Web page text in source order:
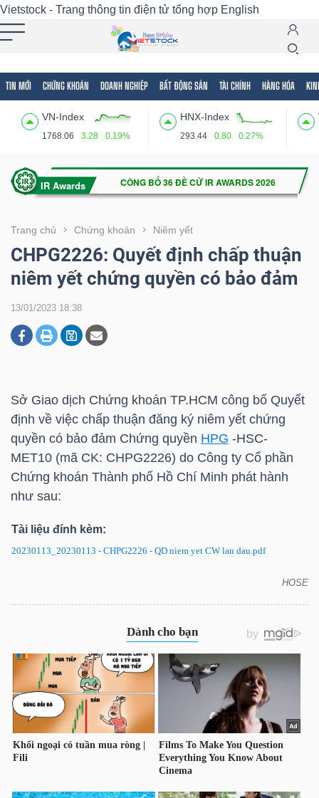
Vietstock - Trang thông tin điện tử tổng hợp English
TIN MỚI CHỨNG KHOÁN DOANH NGHIỆP BẤT ĐỘNG SẢN TÀI CHÍNH HÀNG HÓA
VN-Index
1768.06 3.28 0.19%
HNX-Index
293.44 0.80 0.27%
Trang chủ Chứng khoán Niêm yết
CHPG2226: Quyết định chấp thuận
niêm yết chứng quyền có bảo đảm
13/01/2023 18:38
Sở Giao dịch Chứng khoán TP.HCM công bố Quyết
định về việc chấp thuận đăng ký niêm yết chứng
quyền có bảo đảm Chứng quyền HPG -HSC-
MET10 (mã CK: CHPG2226) do Công ty Cổ phần
Chứng khoán Thành phố Hồ Chí Minh phát hành
như sau:
Tài liệu đính kèm:
20230113_20230113 - CHPG2226 - QD niem yet CW lan dau.pdf
HOSE
Tất cả Tính năng Ngành Mã chứng khoán
Tính
(-)
VIETSTOCK
CHỨNG
BẤT
ĐỘNG
SẢN
HÓA
KINH
TẾ